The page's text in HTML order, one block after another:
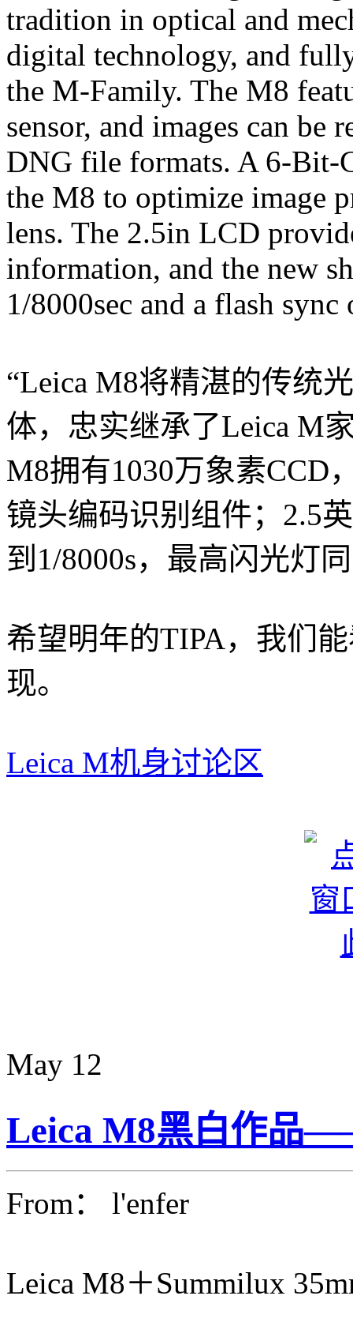
tradition in optical and
digital technology, and
the M-Family. The M8
sensor, and images can be
DNG file formats. A 6-Bit-
the M8 to optimize image
lens. The 2.5in LCD
information, and the new
1/8000sec and a flash sync
“Leica M8将精湛的传统
体，忠实继承了Leica M
M8拥有1030万象素CCD
镜头编码识别组件；2.5
到1/8000s，最高闪光灯
希望明年的TIPA，我们
现。
Leica M机身讨论区
May 12
Leica M8黑白作品
From： l'enfer
Leica M8＋Summilux